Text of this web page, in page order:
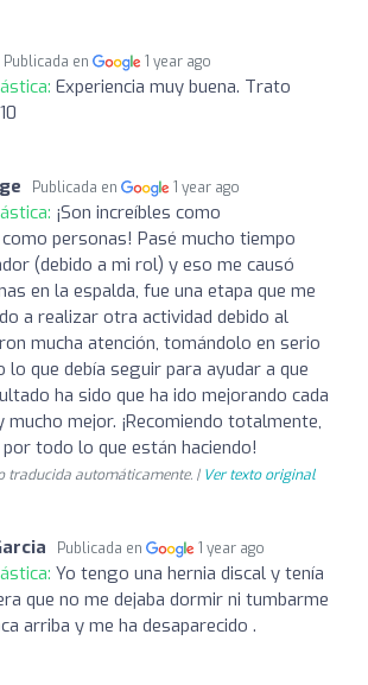
Publicada en 1 year ago
Experiencia muy buena. Trato
Publicada en 1 year ago
¡Son increíbles como
personas! Pasé mucho tiempo
(debido a mi rol) y eso me causó
en la espalda, fue una etapa que me
a realizar otra actividad debido al
mucha atención, tomándolo en serio
lo que debía seguir para ayudar a que
ha sido que ha ido mejorando cada
mejor. ¡Recomiendo totalmente,
todo lo que están haciendo!
traducida automáticamente. | Ver texto original
Publicada en 1 year ago
Yo tengo una hernia discal y tenía
que no me dejaba dormir ni tumbarme
arriba y me ha desaparecido .